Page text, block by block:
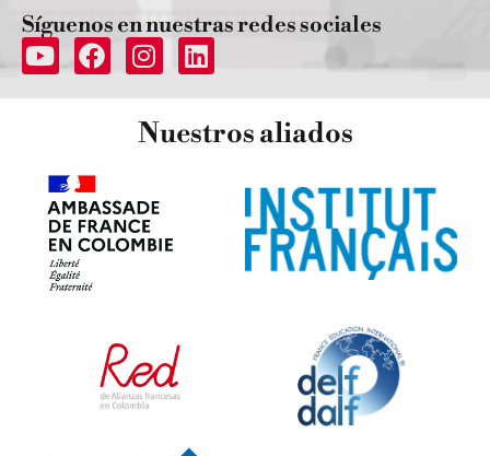
Síguenos en nuestras redes sociales
Nuestrosaliados